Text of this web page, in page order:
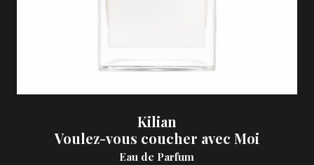
Kilian
Voulez-vous coucher avec Moi
Eau de Parfum